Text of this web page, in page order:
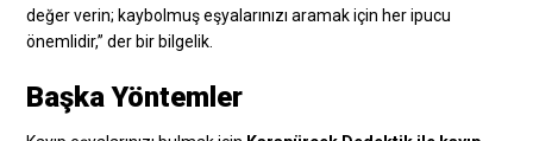
değer verin; kaybolmuş eşyalarınızı aramak için her ipucu
önemlidir,” der bir bilgelik.
Başka Yöntemler